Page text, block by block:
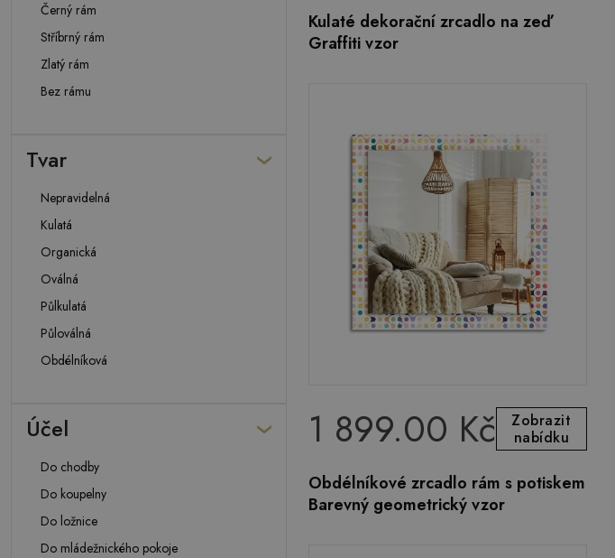
Černý rám
Stříbrný rám
Zlatý rám
Bez rámu
Tvar
Nepravidelná
Kulatá
Organická
Oválná
Půlkulatá
Půloválná
Obdélníková
Účel
Do chodby
Do koupelny
Do ložnice
Do mládežnického pokoje
Kulaté dekorační zrcadlo na zeď
Graffiti vzor
1 899.00 Kč
Zobrazit
nabídku
Obdélníkové zrcadlo rám s potiskem
Barevný geometrický vzor